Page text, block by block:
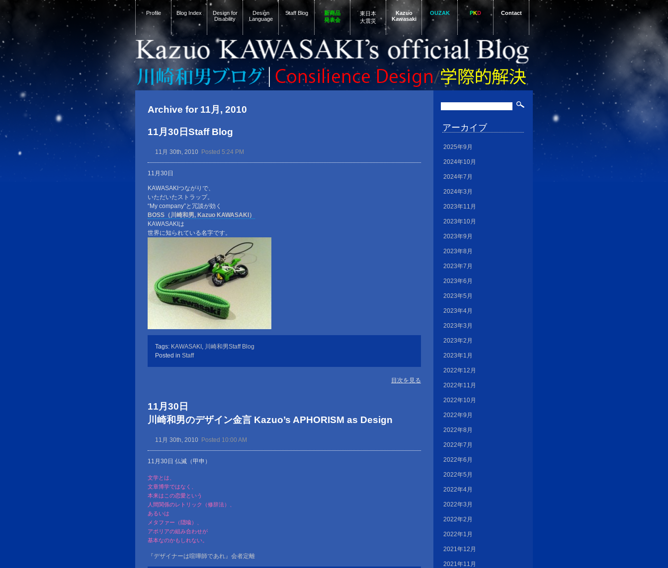
Profile Blog Index
Design for
Disability
Design
Language
Staff Blog
新商品
発表会
東日本
大震災
Kazuo
Kawasaki
OUZAK PKD Contact
Archive for 11月, 2010
11月30日Staff Blog
11月 30th, 2010 Posted 5:24 PM
11月30日
KAWASAKIつながりで、
いただいたストラップ。
“My company”と冗談が効く
BOSS（川崎和男, Kazuo KAWASAKI）
KAWASAKIは
世界に知られている名字です。
Tags: KAWASAKI , 川崎和男Staff Blog
Posted in Staff
目次を見る
11月30日
川崎和男のデザイン金言 Kazuo’s APHORISM as Design
11月 30th, 2010 Posted 10:00 AM
11月30日 仏滅（甲申）
文学とは、
文章博学ではなく、
本来はこの恋愛という
人間関係のレトリック（修辞法）、
あるいは
メタファー（隠喩）、
アポリアの組み合わせが
基本なのかもしれない。
『デザイナーは喧嘩師であれ』会者定離
アーカイブ
2025年9月
2024年10月
2024年7月
2024年3月
2023年11月
2023年10月
2023年9月
2023年8月
2023年7月
2023年6月
2023年5月
2023年4月
2023年3月
2023年2月
2023年1月
2022年12月
2022年11月
2022年10月
2022年9月
2022年8月
2022年7月
2022年6月
2022年5月
2022年4月
2022年3月
2022年2月
2022年1月
2021年12月
2021年11月